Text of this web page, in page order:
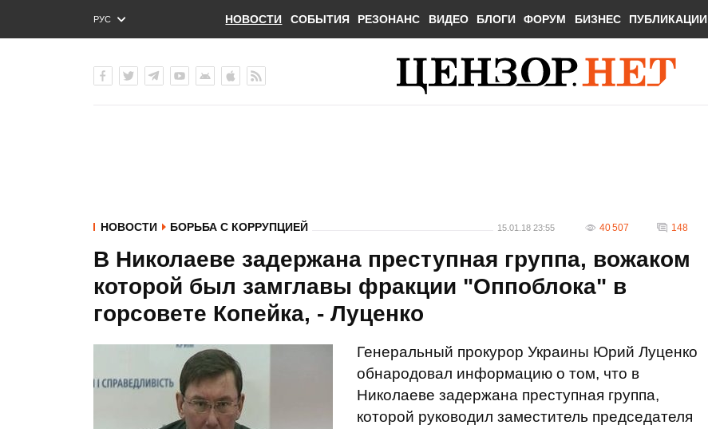
РУС
ENG
НОВОСТИ СОБЫТИЯ РЕЗОНАНС ВИДЕО БЛОГИ ФОРУМ БИЗНЕС ПУБЛИКАЦИИ
НОВОСТИ БОРЬБА С КОРРУПЦИЕЙ 15.01.18 23:55 40 507 148
В Николаеве задержана преступная группа, вожаком
которой был замглавы фракции "Оппоблока" в
горсовете Копейка, - Луценко
Генеральный прокурор Украины Юрий Луценко
обнародовал информацию о том, что в
Николаеве задержана преступная группа,
которой руководил заместитель председателя